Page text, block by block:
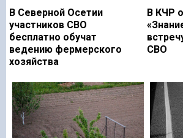
В Северной Осетии
участников СВО
бесплатно обучат
ведению фермерского
хозяйства
В КЧР
СВО